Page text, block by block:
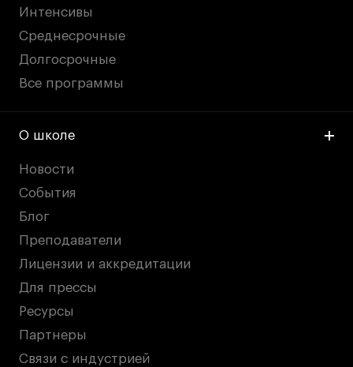
Интенсивы
Среднесрочные
Долгосрочные
Все программы
О школе
Новости
События
Блог
Преподаватели
Лицензии и аккредитации
Для прессы
Ресурсы
Партнеры
Связи с индустрией